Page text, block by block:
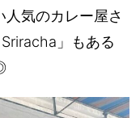
気のカレー屋さ
」もある